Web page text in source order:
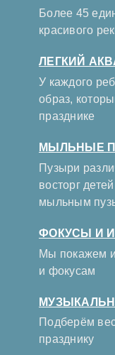
Более 45
красивого
ЛЕГКИЙ
У каждого
образ,
празднике
МЫЛЬНЫЕ
Пузыри
восторг
мыльным
ФОКУСЫ И
Мы покажем
и фокусам
Подберём
празднику